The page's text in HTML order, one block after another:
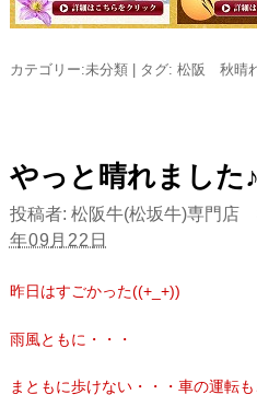
カテゴリー:未分類 | タグ: 松阪 秋晴
やっと晴れました♪
投稿者: 松阪牛(松坂牛)専門店
年09月22日
昨日はすごかった((+_+))
雨風ともに・・・
まともに歩けない・・・車の運転